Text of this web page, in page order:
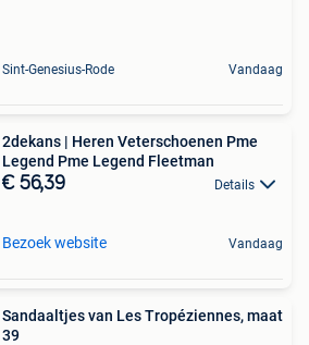
Sint-Genesius-Rode Vandaag
2dekans | Heren Veterschoenen Pme
Legend Pme Legend Fleetman
€ 56,39 Details
Bezoek website Vandaag
Sandaaltjes van Les Tropéziennes, maat
39 ️